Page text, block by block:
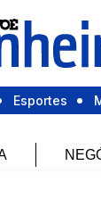
Esportes